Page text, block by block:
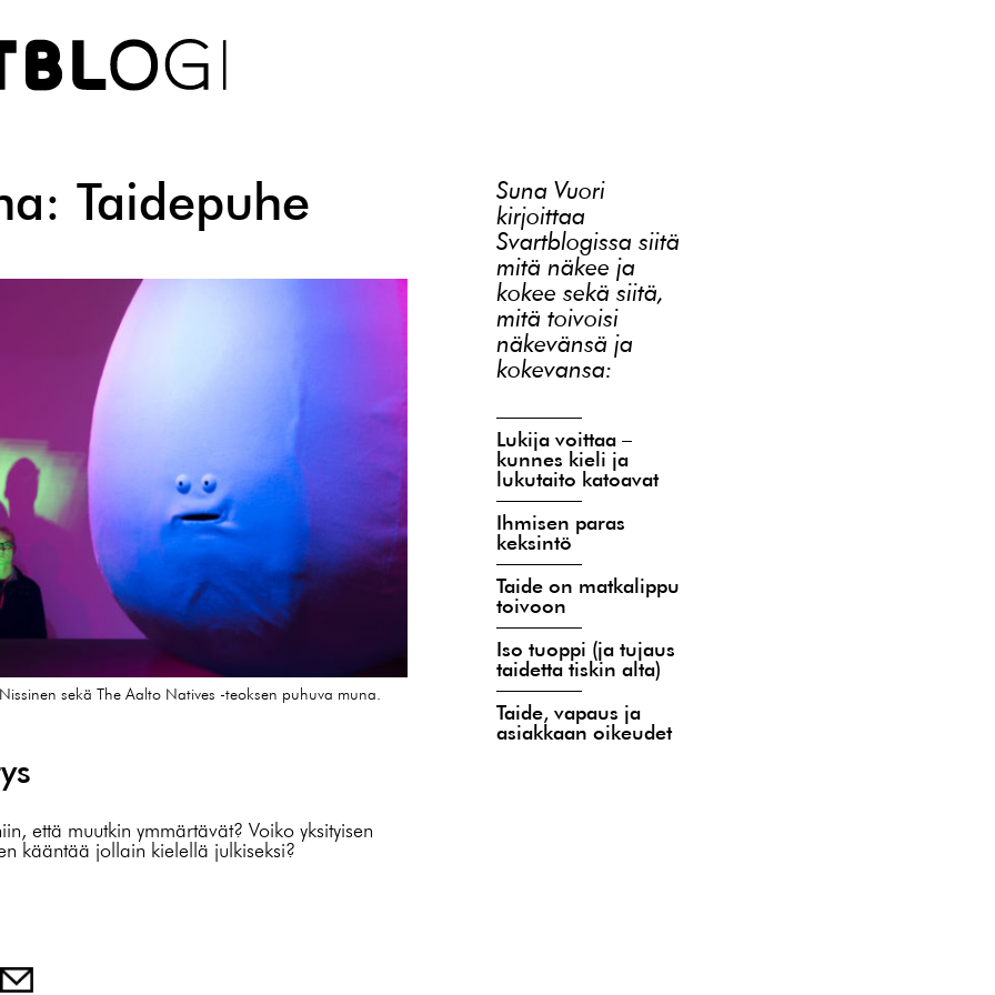
Taidepuhe
sekä The Aalto Natives -teoksen puhuva muna.
että muutkin ymmärtävät? Voiko yksityisen
kääntää jollain kielellä julkiseksi?
Suna Vuori
kirjoittaa
Svartblogissa siitä
mitä näkee ja
kokee sekä siitä,
mitä toivoisi
näkevänsä ja
kokevansa:
Lukija voittaa –
kunnes kieli ja
lukutaito katoavat
Ihmisen paras
keksintö
Taide on matkalippu
toivoon
Iso tuoppi (ja tujaus
taidetta tiskin alta)
Taide, vapaus ja
asiakkaan oikeudet